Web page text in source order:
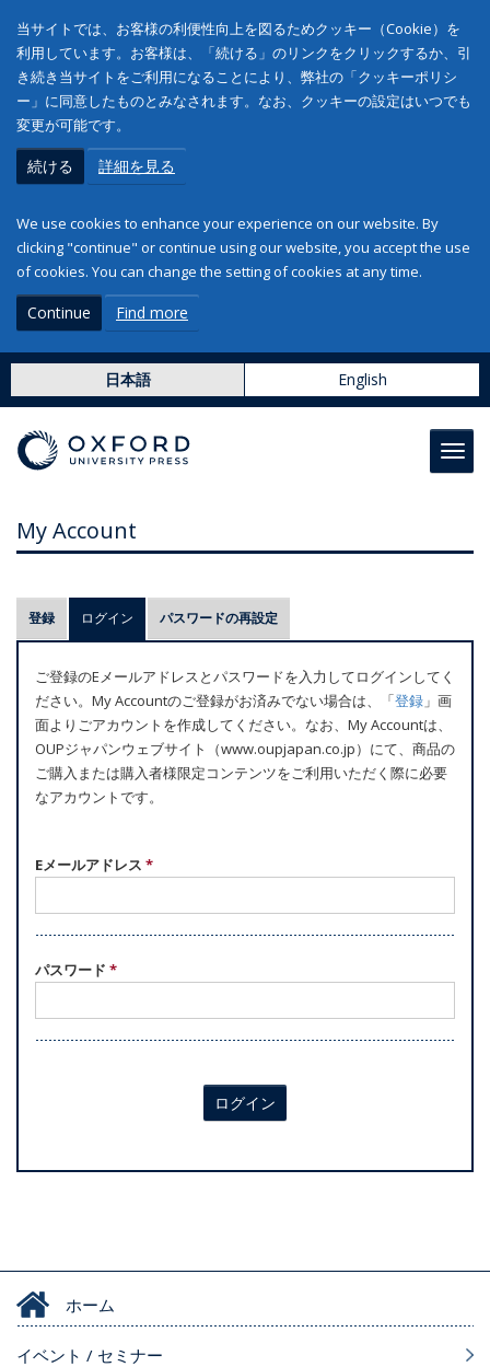
当サイトでは、お客様の利便性向上を図るためクッキー（Cookie）を
利用しています。お客様は、「続ける」のリンクをクリックするか、引
き続き当サイトをご利用になることにより、弊社の「クッキーポリシ
ー」に同意したものとみなされます。なお、クッキーの設定はいつでも
変更が可能です。
続ける 詳細を見る
We use cookies to enhance your experience on our website. By
clicking "continue" or continue using our website, you accept the use
of cookies. You can change the setting of cookies at any time.
Continue Find more
日本語 English
My Account
プ
ラ
マ
リ
ー
タ
ブ
登録 ログイン (アクティブなタブ)
パスワードの再設定
ご登録のEメールアドレスとパスワードを入力してログインしてく
ださい。My Accountのご登録がお済みでない場合は、「登録 」画
面よりごアカウントを作成してください。なお、My Accountは、
OUPジャパンウェブサイト（www.oupjapan.co.jp）にて、商品の
ご購入または購入者様限定コンテンツをご利用いただく際に必要
なアカウントです。
Eメールアドレス *
パスワード *
ログイン
ホーム
イベント / セミナー